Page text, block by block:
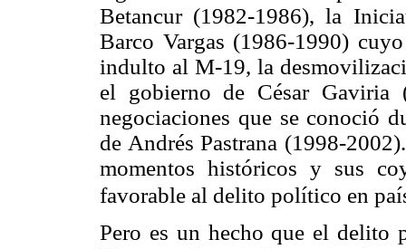
Betancur (1982-1986), la
Barco Vargas (1986-1990)
indulto al M-19, la
el gobierno de César Gaviria
negociaciones que se conoció
de Andrés Pastrana (1998-
momentos históricos y sus
favorable al delito político en
Pero es un hecho que el delito